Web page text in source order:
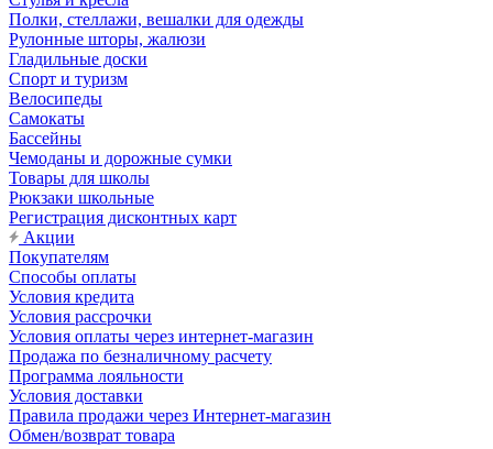
Полки, стеллажи, вешалки для одежды
Рулонные шторы, жалюзи
Гладильные доски
Спорт и туризм
Велосипеды
Самокаты
Бассейны
Чемоданы и дорожные сумки
Товары для школы
Рюкзаки школьные
Регистрация дисконтных карт
Акции
Покупателям
Способы оплаты
Условия кредита
Условия рассрочки
Условия оплаты через интернет-магазин
Продажа по безналичному расчету
Программа лояльности
Условия доставки
Правила продажи через Интернет-магазин
Обмен/возврат товара